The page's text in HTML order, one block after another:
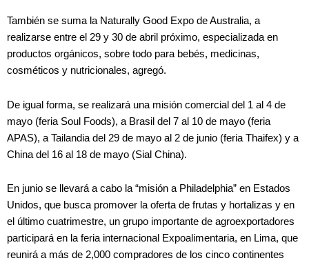
También se suma la Naturally Good Expo de Australia, a
realizarse entre el 29 y 30 de abril próximo, especializada en
productos orgánicos, sobre todo para bebés, medicinas,
cosméticos y nutricionales, agregó.
De igual forma, se realizará una misión comercial del 1 al 4 de
mayo (feria Soul Foods), a Brasil del 7 al 10 de mayo (feria
APAS), a Tailandia del 29 de mayo al 2 de junio (feria Thaifex) y a
China del 16 al 18 de mayo (Sial China).
En junio se llevará a cabo la “misión a Philadelphia” en Estados
Unidos, que busca promover la oferta de frutas y hortalizas y en
el último cuatrimestre, un grupo importante de agroexportadores
participará en la feria internacional Expoalimentaria, en Lima, que
reunirá a más de 2,000 compradores de los cinco continentes